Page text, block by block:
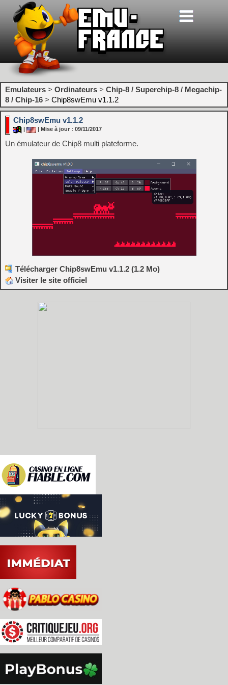
Emulateurs > Ordinateurs > Chip-8 / Superchip-8 / Megachip-
8 / Chip-16 > Chip8swEmu v1.1.2
Chip8swEmu v1.1.2
| Mise à jour : 09/11/2017
Un émulateur de Chip8 multi plateforme.
Télécharger Chip8swEmu v1.1.2 (1.2 Mo)
Visiter le site officiel